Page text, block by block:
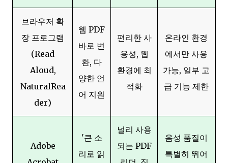
브라우저 확
장 프로그램
(Read
Aloud,
NaturalRea
der)
웹 PDF
바로 변
환, 다
양한 언
어 지원
편리한 사
용성, 웹
환경에 최
적화
온라인 환경
에서만 사용
가능, 일부 고
급 기능 제한
Adobe
'큰 소
리로 읽
널리 사용
되는 PDF
음성 품질이
특별히 뛰어